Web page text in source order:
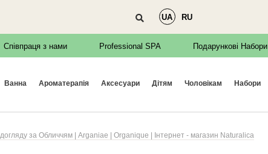
RU
UA
Співпраця з нами Professional SPA Подарункові Набори
ванна ароматерапія аксесуари дітям чоловікам набори
за Обличчям | Arganiae | Organique | Інтернет - магазин Naturalica
×
Завітайте до нас у